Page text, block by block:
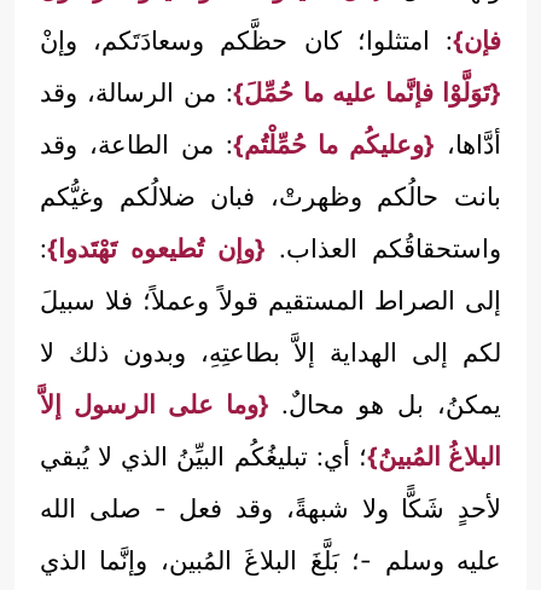
فإن}: امتثلوا؛ كان حظَّكم وسعادَتَكم، وإنْ
{تَوَلَّوْا فإنَّما عليه ما حُمِّلَ}: من الرسالة، وقد
أدَّاها، {وعليكُم ما حُمِّلْتُم}: من الطاعة، وقد
بانت حالُكم وظهرتْ، فبان ضلالُكم وغيُّكم
واستحقاقُكم العذاب. {وإن تُطيعوه تَهْتَدوا}:
إلى الصراط المستقيم قولاً وعملاً؛ فلا سبيلَ
لكم إلى الهداية إلاَّ بطاعتِهِ، وبدون ذلك لا
يمكنُ، بل هو محالٌ. {وما على الرسول إلاَّ
البلاغُ المُبينُ}؛ أي: تبليغُكُم البيِّنُ الذي لا يُبقي
لأحدٍ شَكًّا ولا شبهةً، وقد فعل - صلى الله
عليه وسلم -؛ بَلَّغَ البلاغَ المُبين، وإنَّما الذي